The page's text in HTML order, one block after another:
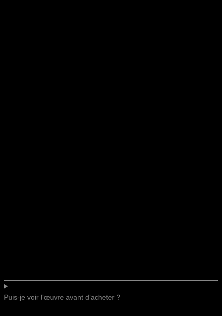
Puis-je voir l’œuvre avant d’acheter ?